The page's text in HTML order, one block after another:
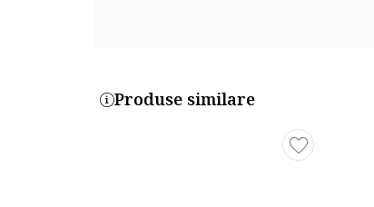
Produse similare